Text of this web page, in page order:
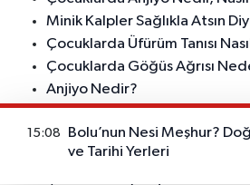
Minik Kalpler Sağlıkla Atsın
Çocuklarda Üfürüm Tanısı
Çocuklarda Göğüs Ağrısı
Anjiyo Nedir?
Çocuklarda Kalp Hastalığı
Çocuk Kardiyolojisi
Çocuk Kardiyolojisi Nedir?
15:08
Bolu’nun Nesi Meşhur?
ve Tarihi Yerleri